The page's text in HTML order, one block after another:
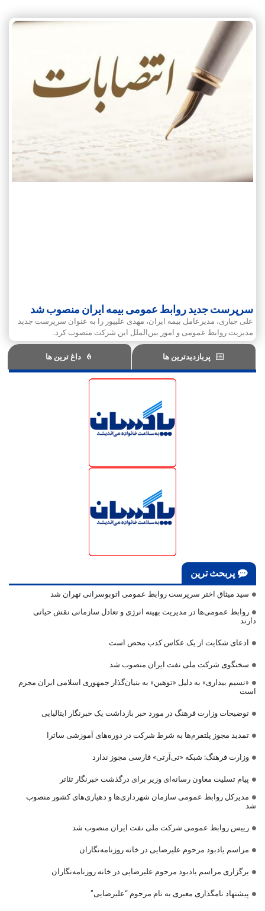
سرپرست جدید روابط عمومی بیمه ایران منصوب شد
علی جباری، مدیرعامل بیمه ایران، مهدی علیپور را به عنوان سرپرست جدید
مدیریت روابط‌ عمومی و امور بین‌الملل این شرکت منصوب کرد.
پربازدیدترین ها داغ ترین ها
پربحث ترین
سید میثاق اختر سرپرست روابط عمومی اتوبوسرانی تهران شد
روابط عمومی‌ها در مدیریت بهینه انرژی و تعادل سازمانی نقش حیاتی
دارند
ادعای شکایت از یک عکاس کذب محض است
سخنگوی شرکت ملی نفت ایران منصوب شد
«نسیم بیداری» به دلیل «توهین» به بنیان‌گذار جمهوری اسلامی ایران مجرم
است
توضیحات وزارت فرهنگ در مورد خبر بازداشت یک خبرنگار ایتالیایی
تمدید مجوز پلتفرم‌ها به شرط شرکت در دوره‌های آموزشی ساترا
وزارت فرهنگ: شبکه «تی‌آرتی» فارسی مجوز ندارد
پیام تسلیت معاون رسانه‌ای وزیر برای درگذشت خبرنگار تئاتر
مدیرکل روابط عمومی سازمان شهرداری‌ها و دهیاری‌های کشور منصوب
شد
رییس روابط عمومی شرکت ملی نفت ایران منصوب شد
مراسم یادبود مرحوم علیرضایی در خانه روزنامه‌نگاران
برگزاری مراسم یادبود مرحوم علیرضایی در خانه روزنامه‌نگاران
پیشنهاد نامگذاری معبری به نام مرحوم “علیرضایی”